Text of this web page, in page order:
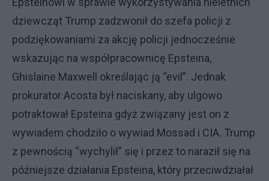
dziewcząt Trump zadzwonił do szefa policji z
podziękowaniami za akcję policji jednocześnie
wskazując na współpracownicę Epsteina,
Ghislaine Maxwell określając ją “evil”. Jednak
prokurator Acosta był naciskany, aby ulgowo
potraktował Epsteina gdyż związany jest on z
wywiadem chodziło o wywiad Mossad i CIA. Trump
z pewnością “wychylił” się i przez to naraził się na
późniejsze działania Epsteina, który przeciwdziałał